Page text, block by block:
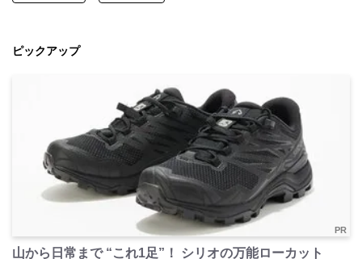
ピックアップ
PR
山から日常まで “これ1足”！ シリオの万能ローカット